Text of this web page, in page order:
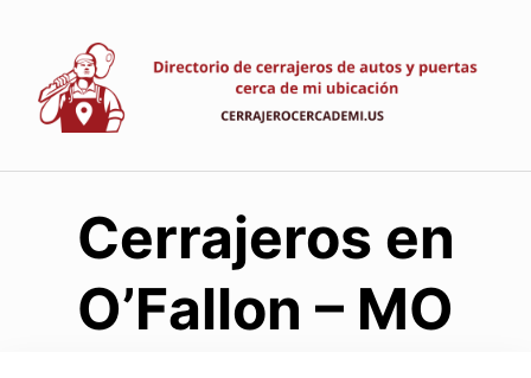
contenido
Cerrajeros en
O’Fallon – MO